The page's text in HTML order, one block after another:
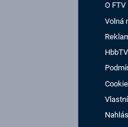
O FTV
Volná
HbbTV